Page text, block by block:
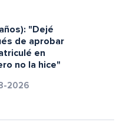
"Dejé
de aprobar
en
no la hice"
2026